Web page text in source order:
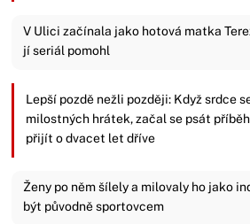
V Ulici začínala jako hotová matka
jí seriál pomohl
Lepší pozdě nežli později: Když srdce
milostných hrátek, začal se psát
přijít o dvacet let dříve
Ženy po něm šílely a milovaly ho jako
být původně sportovcem